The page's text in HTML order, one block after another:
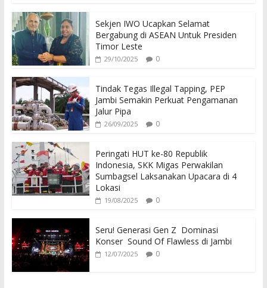
Sekjen IWO Ucapkan Selamat
Bergabung di ASEAN Untuk Presiden
Timor Leste
29/10/2025 0
Tindak Tegas Illegal Tapping, PEP
Jambi Semakin Perkuat Pengamanan
Jalur Pipa
26/09/2025 0
Peringati HUT ke-80 Republik
Indonesia, SKK Migas Perwakilan
Sumbagsel Laksanakan Upacara di 4
Lokasi
19/08/2025 0
Seru! Generasi Gen Z Dominasi
Konser Sound Of Flawless di Jambi
12/07/2025 0